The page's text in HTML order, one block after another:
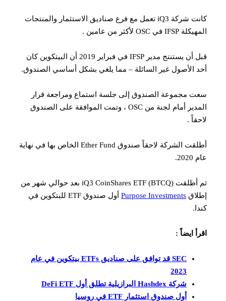
كانت شركة iQ3 تعمل مع فرع صناديق الاستثمار والمنتجات
المهيكلة IFSP في OSC لأكثر من عامين .
قبل أن يستنتج مدير IFSP في فبراير 2019 أن البيتكوين كان
أحد الأصول غير السائلة – مما يلغي بشكل أساسي الصندوق.
سعت مجموعة الصندوق إلى جلسة استماع ومراجعة قرار
المدير أمام لجنة من OSC ، وتمت الموافقة على الصندوق
لاحقاً .
أطلقت الشركة لاحقاً صندوق Ether Fund الخاص بها في نهاية
عام 2020.
ثم أطلقت iQ3 CoinShares ETF (BTCQ) بعد حوالي شهر من
إطلاق Purpose Investments
أول صندوق ETF للبتكوين في
كندا.
اقرأ ايضاً :
SEC قد توافق على صناديق ETFs بيتكوين في عام
2023
شركة Hashdex البرازيلية تطلق أول DeFi ETF
أول صندوق استثمار ETF في روسيا